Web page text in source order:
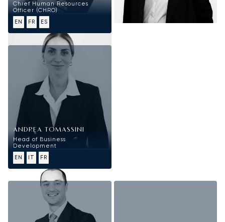
Chief Human Resources
Officer (CHRO)
EN
FR ES
Développement
ANDREA TOMASSINI
Head of Business
Development
EN
IT FR
Marketing